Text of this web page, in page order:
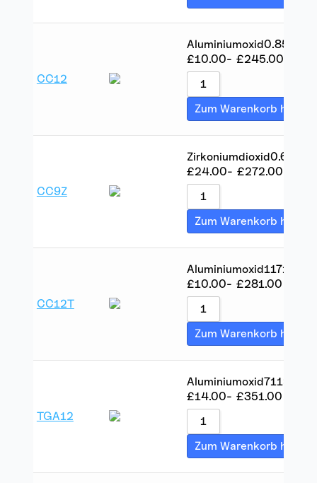
CC12
Aluminiumoxid0.85
£10.00- £245.00
Zum Warenkorb
CC9Z
Zirkoniumdioxid0.6
£24.00- £272.00
Zum Warenkorb
CC12T
Aluminiumoxid117100
£10.00- £281.00
Zum Warenkorb
TGA12
Aluminiumoxid7119
£14.00- £351.00
Zum Warenkorb